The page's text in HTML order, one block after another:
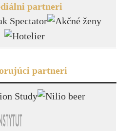
partneri
partneri